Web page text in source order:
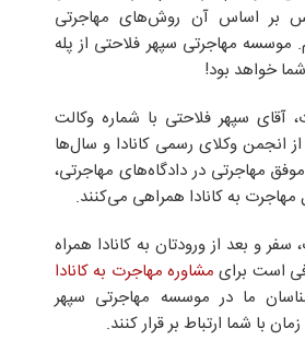
بر اساس آن روش‌های مهاجرتی
موسسه مهاجرتی سپهر فلاحتی از پله‌
خواهد بود!
آقای سپهر فلاحتی با شماره وکالت
RCIC# R533959 از انجمن وکلای رسمی کانادا و سال‌ها
مهاجرتی در دادگاه‌های مهاجرتی،
به کانادا همراهی می‌کنند.
و بعد از ورودتان به کانادا همراه
است برای مشاوره مهاجرت به کانادا
ما در موسسه مهاجرتی سپهر
با شما ارتباط بر قرار کنند.